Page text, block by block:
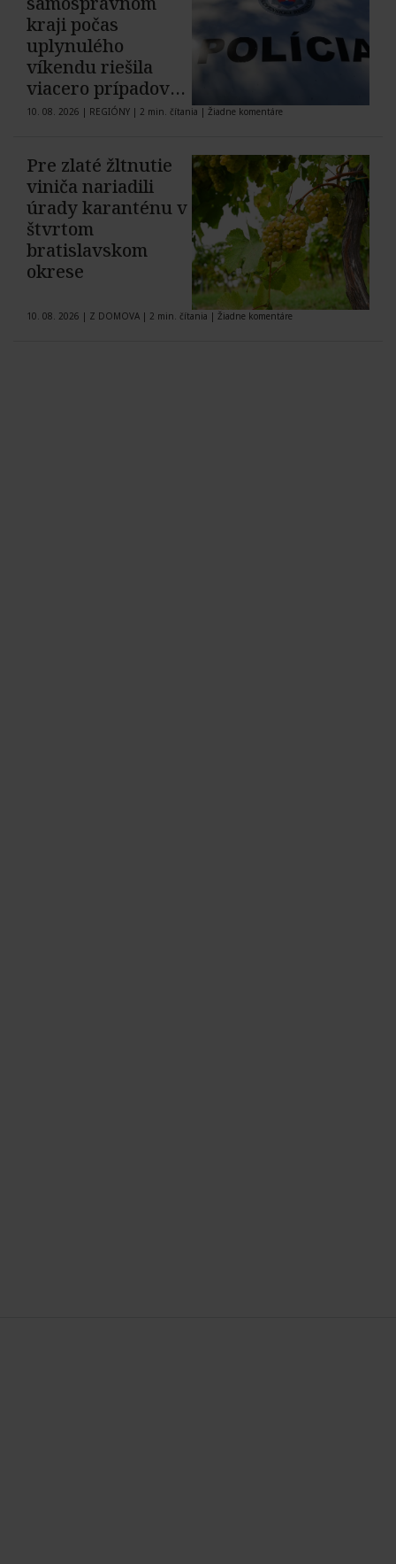
kraji počas
uplynulého
víkendu riešila
viacero prípadov
domáceho násilia
10. 08. 2026 | REGIÓNY | 2 min. čítania | Žiadne komentáre
Pre zlaté žltnutie
viniča nariadili
úrady karanténu v
štvrtom
bratislavskom
okrese
10. 08. 2026 | Z DOMOVA | 2 min. čítania | Žiadne komentáre